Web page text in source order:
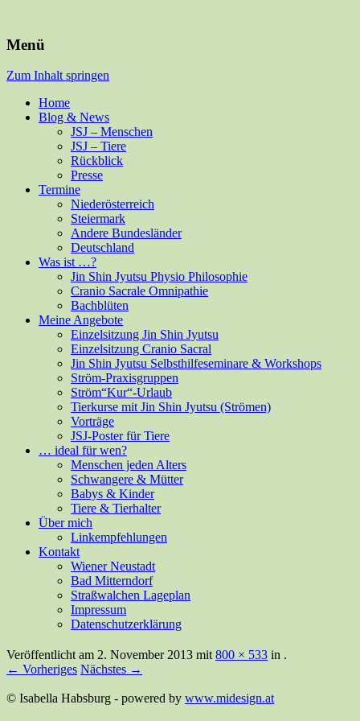
Isabella Habsburg
Menü
Zum Inhalt springen
Home
Blog & News
JSJ – Menschen
JSJ – Tiere
Rückblick
Presse
Termine
Niederösterreich
Steiermark
Andere Bundesländer
Deutschland
Was ist …?
Jin Shin Jyutsu Physio Philosophie
Cranio Sacrale Omnipathie
Bachblüten
Meine Angebote
Einzelsitzung Jin Shin Jyutsu
Einzelsitzung Cranio Sacral
Jin Shin Jyutsu Selbsthilfeseminare & Workshops
Ström-Praxisgruppen
Ström“Kur“-Urlaub
Tierkurse mit Jin Shin Jyutsu (Strömen)
Vorträge
JSJ-Poster für Tiere
… ideal für wen?
Menschen jeden Alters
Schwangere & Mütter
Babys & Kinder
Tiere & Tierhalter
Über mich
Linkempfehlungen
Kontakt
Wiener Neustadt
Bad Mitterndorf
Straßwalchen Lageplan
Impressum
Datenschutzerklärung
Veröffentlicht am 2. November 2013 mit 800 × 533 in .
← Vorheriges Nächstes →
© Isabella Habsburg - powered by www.midesign.at